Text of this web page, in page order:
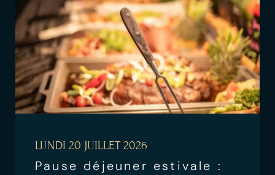
LUNDI 20 JUILLET 2026
Pause déjeuner estivale :